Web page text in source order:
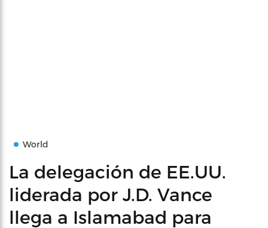
World
La delegación de EE.UU.
liderada por J.D. Vance
llega a Islamabad para